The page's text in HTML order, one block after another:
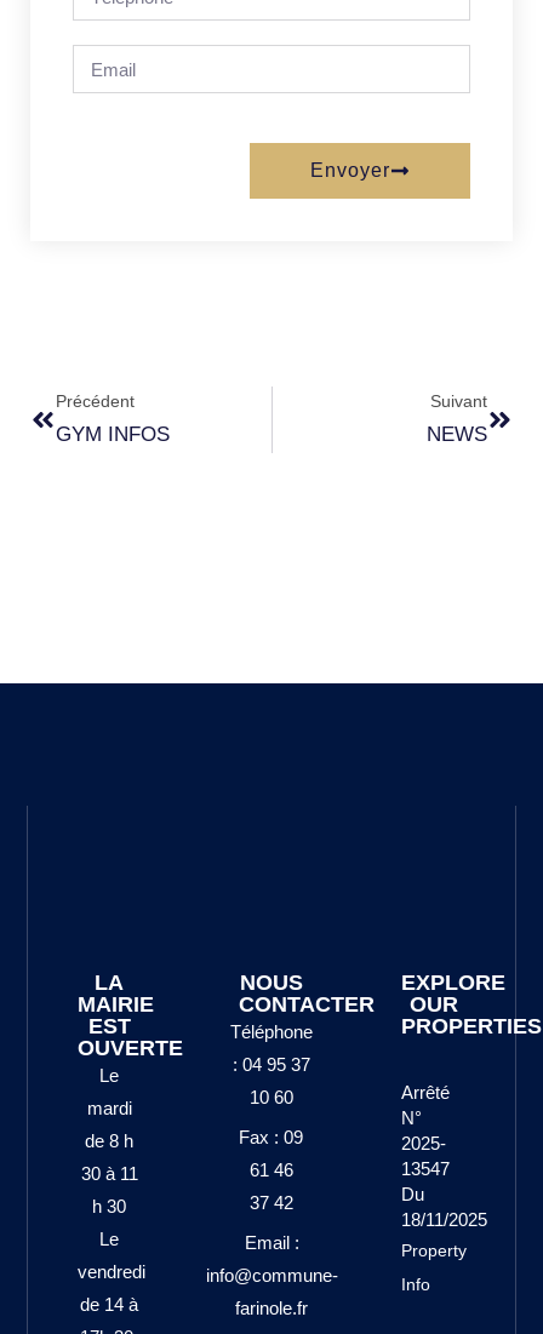
Envoyer
Précédent
GYM INFOS
Suivant
NEWS
LA
MAIRIE
EST
OUVERTE
Le
mardi
de 8 h
30 à 11
h 30
Le
vendredi
de 14 à
NOUS
CONTACTER
Téléphone
: 04 95 37
10 60
Fax : 09
61 46
37 42
Email :
info@commune-
farinole.fr
EXPLORE
OUR
PROPERTIES
Arrêté
N°
2025-
13547
Du
18/11/2025
Property
Info